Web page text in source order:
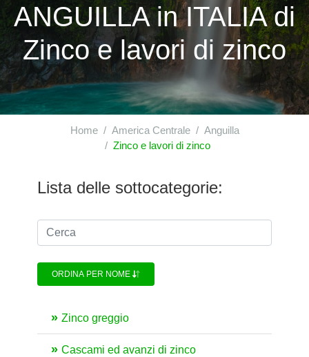
ANGUILLA in ITALIA di
Zinco e lavori di zinco
Home America Centrale
Anguilla
Zinco e lavori di zinco
Lista delle sottocategorie:
ORDINA PER NOME
Zinco greggio
Cascami ed avanzi di zinco